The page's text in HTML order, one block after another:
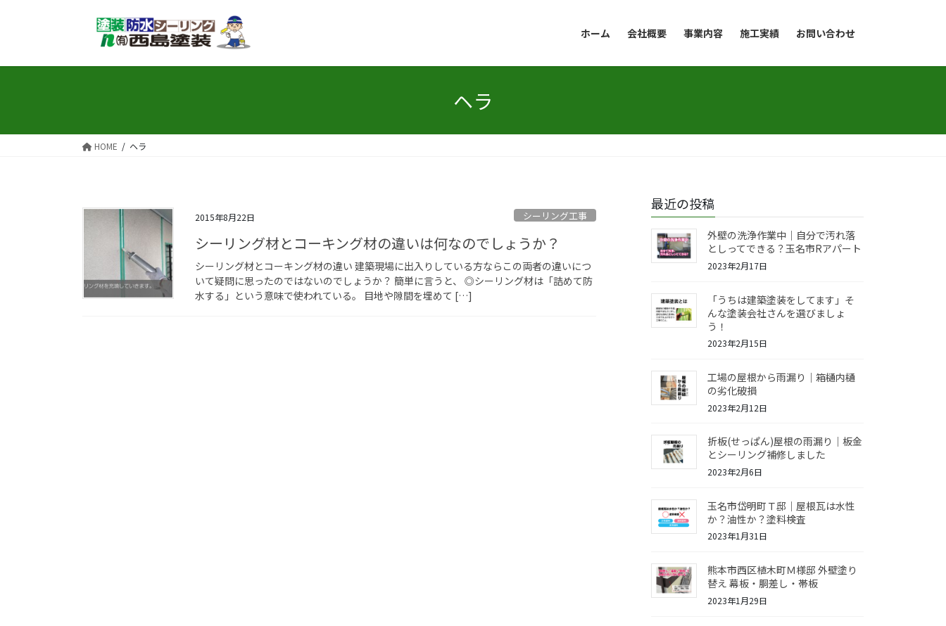
ホーム 会社概要 事業内容 施工実績 お問い合わせ
ヘラ
HOME ヘラ
2015年8月22日 シーリング工事
シーリング材とコーキング材の違いは何なのでしょうか？
シーリング材とコーキング材の違い 建築現場に出入りしている方ならこの両者の違いにつ
いて疑問に思ったのではないのでしょうか？ 簡単に言うと、 ◎シーリング材は「詰めて防
水する」という意味で使われている。 目地や隙間を埋めて […]
最近の投稿
外壁の洗浄作業中｜自分で汚れ落
としってできる？玉名市Rアパート
2023年2月17日
「うちは建築塗装をしてます」そ
んな塗装会社さんを選びましょ
う！
2023年2月15日
工場の屋根から雨漏り｜箱樋内樋
の劣化破損
2023年2月12日
折板(せっぱん)屋根の雨漏り｜板金
とシーリング補修しました
2023年2月6日
玉名市岱明町Ｔ邸｜屋根瓦は水性
か？油性か？塗料検査
2023年1月31日
熊本市西区植木町Ｍ様邸 外壁塗り
替え 幕板・胴差し・帯板
2023年1月29日